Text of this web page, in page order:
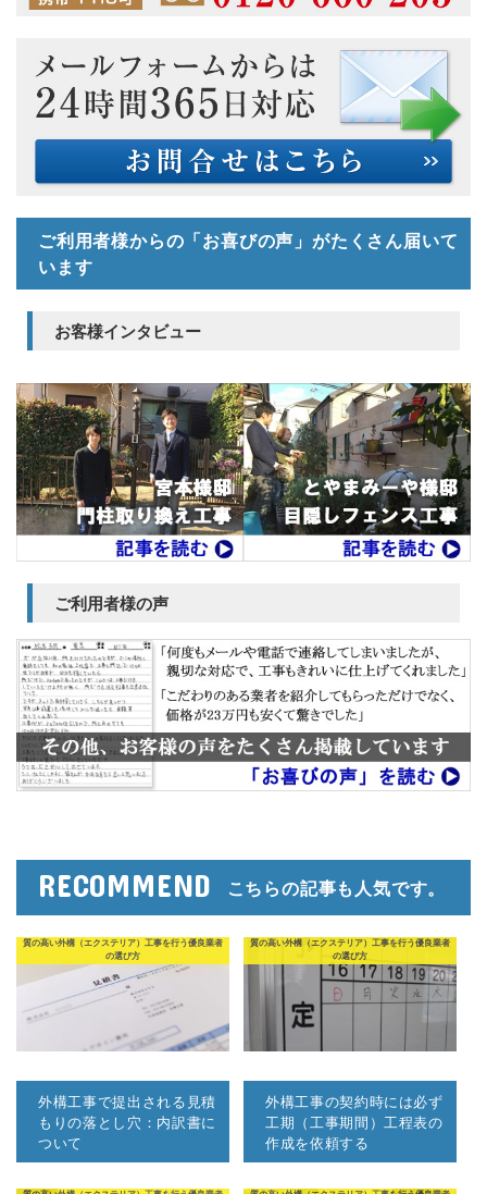
ご利用者様からの「お喜びの声」がたくさん届いて
います
お客様インタビュー
ご利用者様の声
RECOMMEND こちらの記事も人気です。
質の高い外構（エクステリア）工事を行う優良業者
の選び方
外構工事で提出される見積
もりの落とし穴：内訳書に
ついて
質の高い外構（エクステリア）工事を行う優良業者
の選び方
外構工事の契約時には必ず
工期（工事期間）工程表の
作成を依頼する